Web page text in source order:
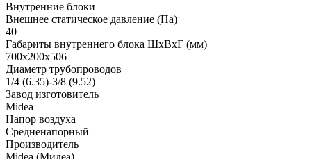
Внутренние блоки
Внешнее статическое давление (Па)
40
Габариты внутреннего блока ШхВхГ (мм)
700x200x506
Диаметр трубопроводов
1/4 (6.35)-3/8 (9.52)
Завод изготовитель
Midea
Напор воздуха
Средненапорный
Производитель
Midea (Мидеа)